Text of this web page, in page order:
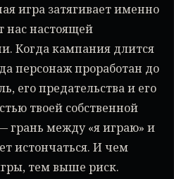
игра затягивает именно
нас настоящей
Когда кампания длится
персонаж проработан до
его предательства и его
твоей собственной
грань между «я играю» и
истончаться. И чем
тем выше риск.